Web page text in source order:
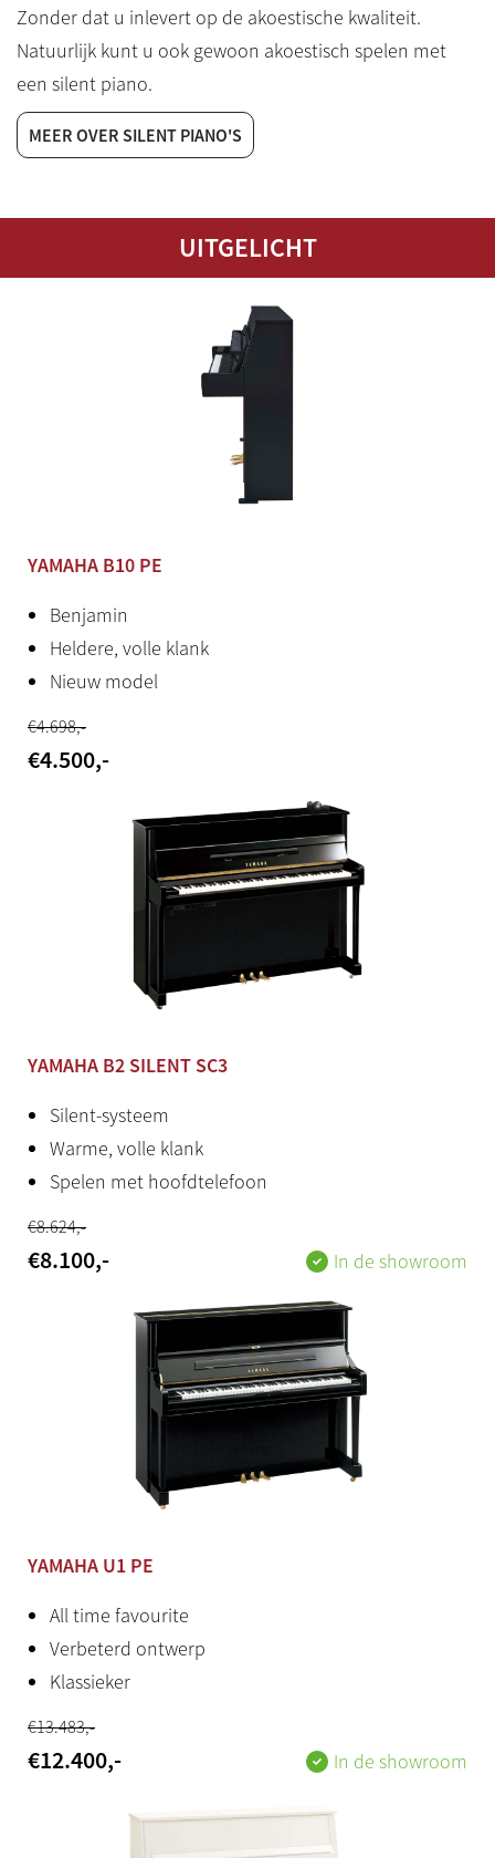
Zonder dat u inlevert op de akoestische kwaliteit.
Natuurlijk kunt u ook gewoon akoestisch spelen met
een silent piano.
MEER OVER SILENT PIANO'S
UITGELICHT
YAMAHA B10 PE
Benjamin
Heldere, volle klank
Nieuw model
€4.698,-
€4.500,-
YAMAHA B2 SILENT SC3
Silent-systeem
Warme, volle klank
Spelen met hoofdtelefoon
€8.624,-
€8.100,- In de showroom
YAMAHA U1 PE
All time favourite
Verbeterd ontwerp
Klassieker
€13.483,-
€12.400,- In de showroom